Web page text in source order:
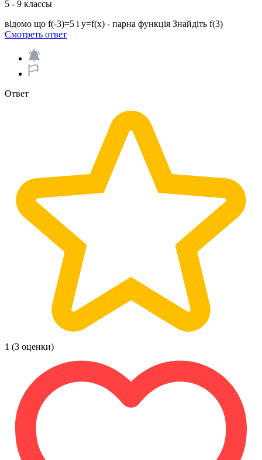
5 - 9 классы
відомо що f(-3)=5 і y=f(x) - парна функція Знайдіть f(3)​
Смотреть ответ
Ответ
1 (3 оценки)